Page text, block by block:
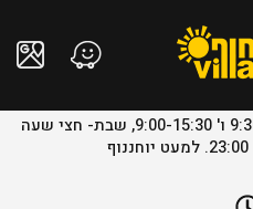
א'-ד': 9:30-22:00, ה' 9:30-22:30 ו' 9:00-15:30, שבת- חצי שעה